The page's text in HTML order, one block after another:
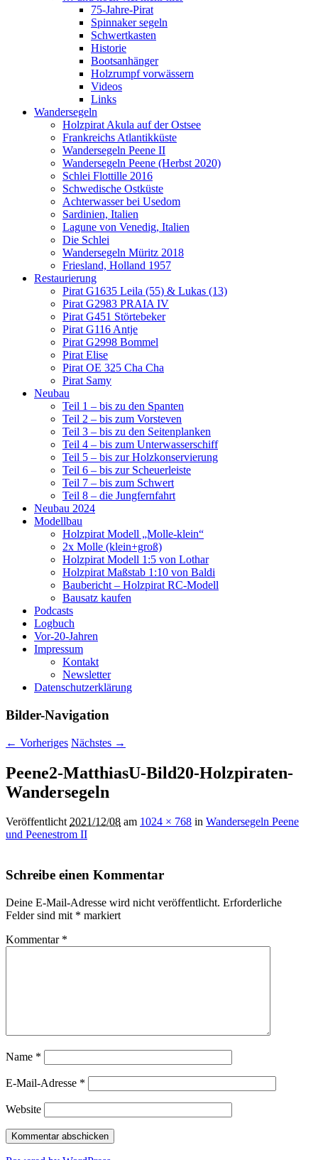
75-Jahre-Pirat
Spinnaker segeln
Schwertkasten
Historie
Bootsanhänger
Holzrumpf vorwässern
Videos
Links
Wandersegeln
Holzpirat Akula auf der Ostsee
Frankreichs Atlantikküste
Wandersegeln Peene II
Wandersegeln Peene (Herbst 2020)
Schlei Flottille 2016
Schwedische Ostküste
Achterwasser bei Usedom
Sardinien, Italien
Lagune von Venedig, Italien
Die Schlei
Wandersegeln Müritz 2018
Friesland, Holland 1957
Restaurierung
Pirat G1635 Leila (55) & Lukas (13)
Pirat G2983 PRAIA IV
Pirat G451 Störtebeker
Pirat G116 Antje
Pirat G2998 Bommel
Pirat Elise
Pirat OE 325 Cha Cha
Pirat Samy
Neubau
Teil 1 – bis zu den Spanten
Teil 2 – bis zum Vorsteven
Teil 3 – bis zu den Seitenplanken
Teil 4 – bis zum Unterwasserschiff
Teil 5 – bis zur Holzkonservierung
Teil 6 – bis zur Scheuerleiste
Teil 7 – bis zum Schwert
Teil 8 – die Jungfernfahrt
Neubau 2024
Modellbau
Holzpirat Modell „Molle-klein“
2x Molle (klein+groß)
Holzpirat Modell 1:5 von Lothar
Holzpirat Maßstab 1:10 von Baldi
Baubericht – Holzpirat RC-Modell
Bausatz kaufen
Podcasts
Logbuch
Vor-20-Jahren
Impressum
Kontakt
Newsletter
Datenschutzerklärung
Bilder-Navigation
← Vorheriges Nächstes →
Peene2-MatthiasU-Bild20-Holzpiraten-
Wandersegeln
Veröffentlicht2021/12/08 am 1024 × 768 in Wandersegeln Peene
und Peenestrom II
Schreibe einen Kommentar
Deine E-Mail-Adresse wird nicht veröffentlicht. Erforderliche
Felder sind mit * markiert
Kommentar *
Name *
E-Mail-Adresse *
Website